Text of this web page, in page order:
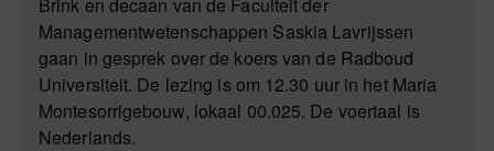
Managementwetenschappen Saskia Lavrijssen
gaan in gesprek over de koers van de Radboud
Universiteit. De lezing is om 12.30 uur in het Maria
Montesorrigebouw, lokaal 00.025. De voertaal is
Nederlands.